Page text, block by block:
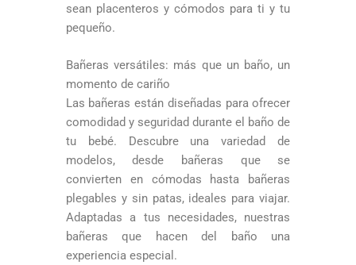
sean placenteros y cómodos para ti y tu
pequeño.
Bañeras versátiles: más que un baño, un
momento de cariño
Las bañeras están diseñadas para ofrecer
comodidad y seguridad durante el baño de
tu bebé. Descubre una variedad de
modelos, desde bañeras que se
convierten en cómodas hasta bañeras
plegables y sin patas, ideales para viajar.
Adaptadas a tus necesidades, nuestras
bañeras que hacen del baño una
experiencia especial.